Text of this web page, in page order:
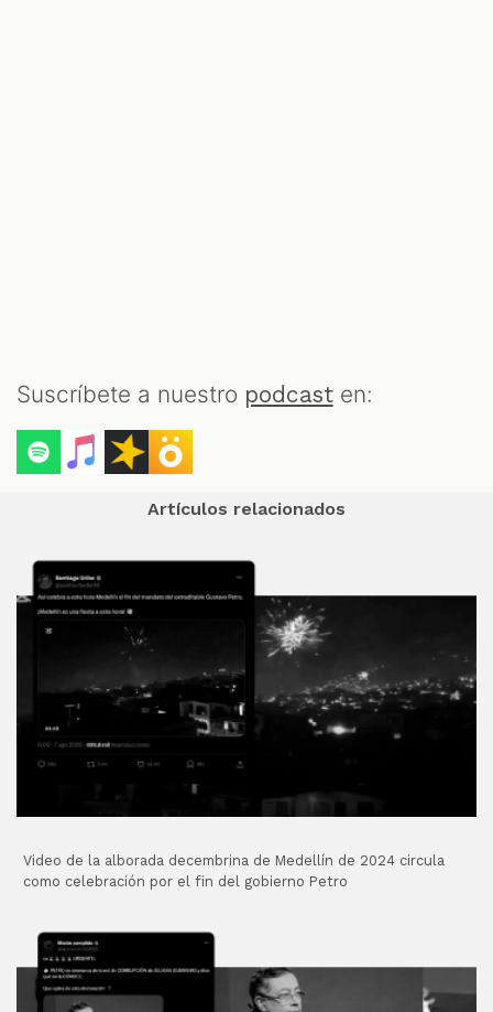
Suscríbete a nuestro podcasten:
Artículos relacionados
Video de la alborada decembrina de Medellín de 2024 circula
como celebración por el fin del gobierno Petro